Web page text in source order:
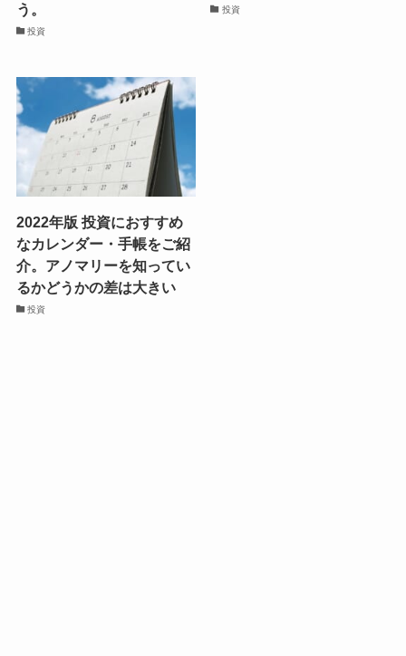
う。
投資
投資
2022年版 投資におすすめ
なカレンダー・手帳をご紹
介。アノマリーを知ってい
るかどうかの差は大きい
投資